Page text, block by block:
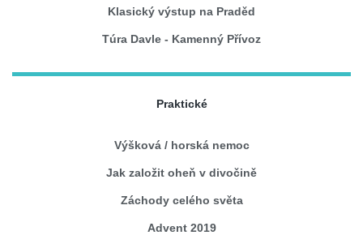
Klasický výstup na Praděd
Túra Davle - Kamenný Přívoz
Praktické
Výšková / horská nemoc
Jak založit oheň v divočině
Záchody celého světa
Advent 2019